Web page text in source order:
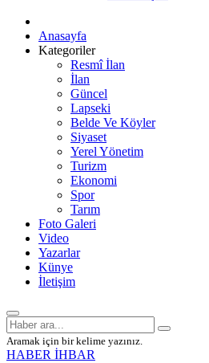
Anasayfa
Kategoriler
Resmî İlan
İlan
Güncel
Lapseki
Belde Ve Köyler
Siyaset
Yerel Yönetim
Turizm
Ekonomi
Spor
Tarım
Foto Galeri
Video
Yazarlar
Künye
İletişim
Aramak için bir kelime yazınız.
HABER İHBAR